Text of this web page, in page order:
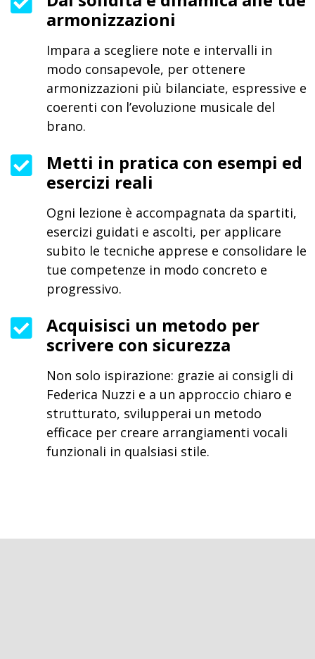
armonizzazioni
Impara a scegliere note e intervalli in
modo consapevole, per ottenere
armonizzazioni più bilanciate, espressive e
coerenti con l’evoluzione musicale del
brano.
Metti in pratica con esempi ed
esercizi reali
Ogni lezione è accompagnata da spartiti,
esercizi guidati e ascolti, per applicare
subito le tecniche apprese e consolidare le
tue competenze in modo concreto e
progressivo.
Acquisisci un metodo per
scrivere con sicurezza
Non solo ispirazione: grazie ai consigli di
Federica Nuzzi e a un approccio chiaro e
strutturato, svilupperai un metodo
efficace per creare arrangiamenti vocali
funzionali in qualsiasi stile.